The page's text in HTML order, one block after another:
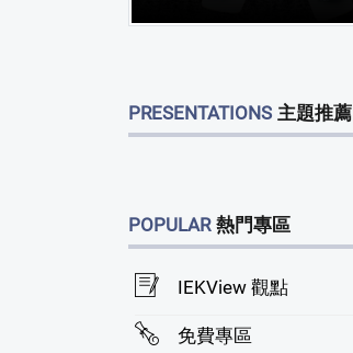
PRESENTATIONS 主題推薦
POPULAR 熱門專區
IEKView 觀點
免費專區